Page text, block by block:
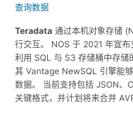
查询数据
Teradata 通过本机对象存储
行交互。 NOS 于 2021 年宣
利用 SQL 与 S3 存储桶中存储
其 Vantage NewSQL 引擎能
数据。 当前支持包括 JSON、
关键格式，并计划将来合并